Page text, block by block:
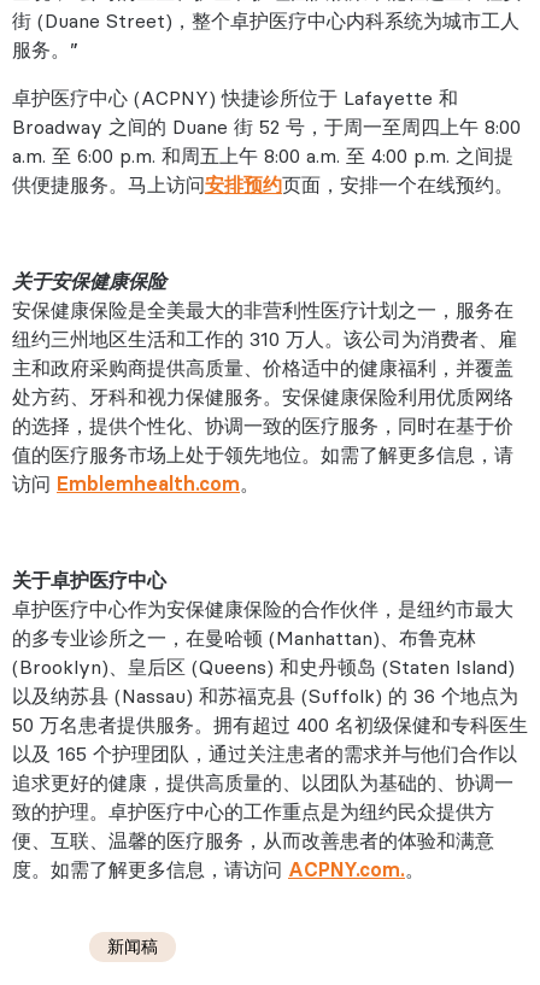
街 (Duane Street)，整个卓护医疗中心内科系统为城市工人
服务。”
卓护医疗中心 (ACPNY) 快捷诊所位于 Lafayette 和
Broadway 之间的 Duane 街 52 号，于周一至周四上午 8:00
a.m. 至 6:00 p.m. 和周五上午 8:00 a.m. 至 4:00 p.m. 之间提
供便捷服务。马上访问安排预约页面，安排一个在线预约。
关于安保健康保险
安保健康保险是全美最大的非营利性医疗计划之一，服务在
纽约三州地区生活和工作的 310 万人。该公司为消费者、雇
主和政府采购商提供高质量、价格适中的健康福利，并覆盖
处方药、牙科和视力保健服务。安保健康保险利用优质网络
的选择，提供个性化、协调一致的医疗服务，同时在基于价
值的医疗服务市场上处于领先地位。如需了解更多信息，请
访问 Emblemhealth.com。
关于卓护医疗中心
卓护医疗中心作为安保健康保险的合作伙伴，是纽约市最大
的多专业诊所之一，在曼哈顿 (Manhattan)、布鲁克林
(Brooklyn)、皇后区 (Queens) 和史丹顿岛 (Staten Island)
以及纳苏县 (Nassau) 和苏福克县 (Suffolk) 的 36 个地点为
50 万名患者提供服务。拥有超过 400 名初级保健和专科医生
以及 165 个护理团队，通过关注患者的需求并与他们合作以
追求更好的健康，提供高质量的、以团队为基础的、协调一
致的护理。卓护医疗中心的工作重点是为纽约民众提供方
便、互联、温馨的医疗服务，从而改善患者的体验和满意
度。如需了解更多信息，请访问 ACPNY.com.。
新闻稿